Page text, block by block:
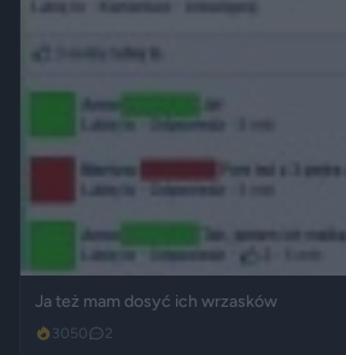
Ja też mam dosyć ich wrzasków
3050 2